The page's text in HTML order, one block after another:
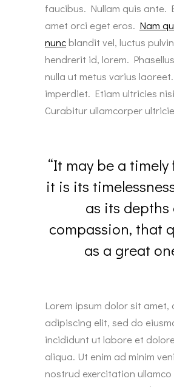
faucibus. Nullam quis ante.
amet orci eget eros. Nam
nunc blandit vel, luctus
hendrerit id, lorem.
nulla ut metus varius
imperdiet. Etiam ultricies
Curabitur ullamcorper
“It may be a
it is its
as its depths
compassion, that
as a great
Lorem ipsum dolor sit amet,
adipiscing elit, sed do
incididunt ut labore et
aliqua. Ut enim ad minim
nostrud exercitation